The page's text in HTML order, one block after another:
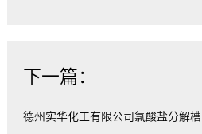
下一篇：
德州实华化工有限公司氯酸盐分解槽